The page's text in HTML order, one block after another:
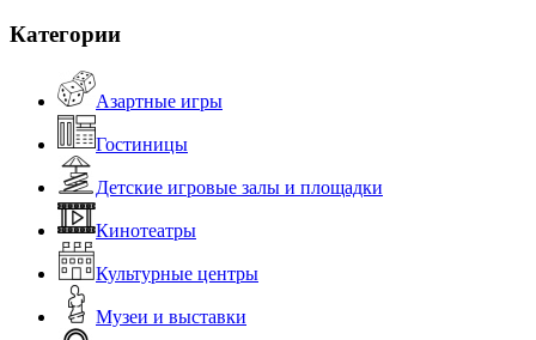
Категории
Азартные игры
Гостиницы
Детские игровые залы и площадки
Кинотеатры
Культурные центры
Музеи и выставки